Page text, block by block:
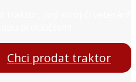
Chci prodat traktor